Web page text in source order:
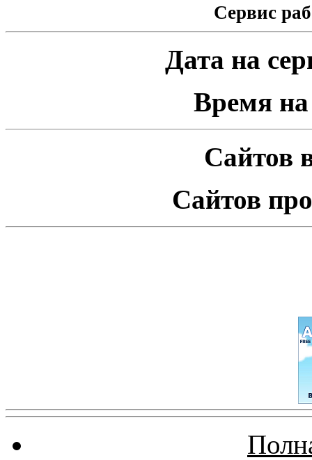
Сервис
Дата на
Время на
Сайтов
Сайтов